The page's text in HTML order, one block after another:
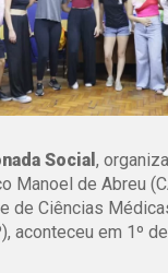
Social,
Manoel de Abreu
de Ciências
aconteceu em 1º